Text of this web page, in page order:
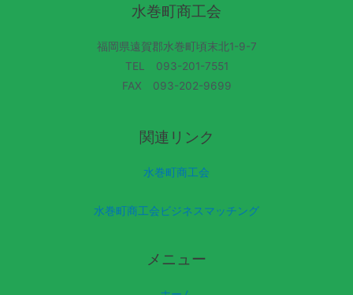
水巻町商工会
福岡県遠賀郡水巻町頃末北1-9-7
TEL 093-201-7551
FAX 093-202-9699
関連リンク
水巻町商工会
水巻町商工会ビジネスマッチング
メニュー